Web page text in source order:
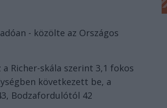
- közölte az Országos
Richer-skála szerint 3,1 fokos
következett be, a
Bodzafordulótól 42